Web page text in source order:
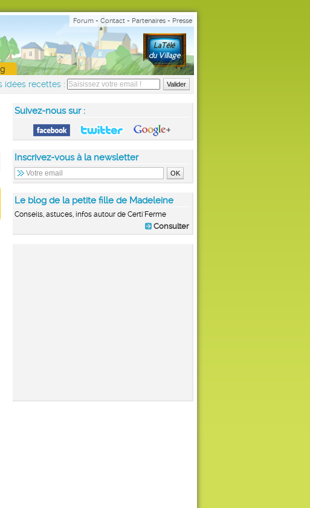
Forum - Contact - Partenaires - Presse
idées recettes :
Suivez-nous sur :
Inscrivez-vous à la newsletter
Le blog de la petite fille de Madeleine
Conseils, astuces, infos autour de Certi'Ferme
Consulter